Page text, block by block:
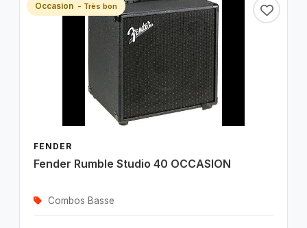
Occasion - Très bon
FENDER
Fender Rumble Studio 40 OCCASION
Combos Basse